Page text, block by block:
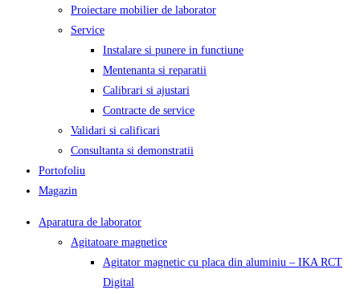
Proiectare mobilier de laborator
Service
Instalare si punere in functiune
Mentenanta si reparatii
Calibrari si ajustari
Contracte de service
Validari si calificari
Consultanta si demonstratii
Portofoliu
Magazin
Aparatura de laborator
Agitatoare magnetice
Agitator magnetic cu placa din aluminiu – IKA RCT
Digital